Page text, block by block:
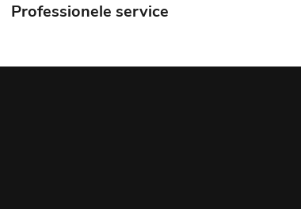
Professionele service